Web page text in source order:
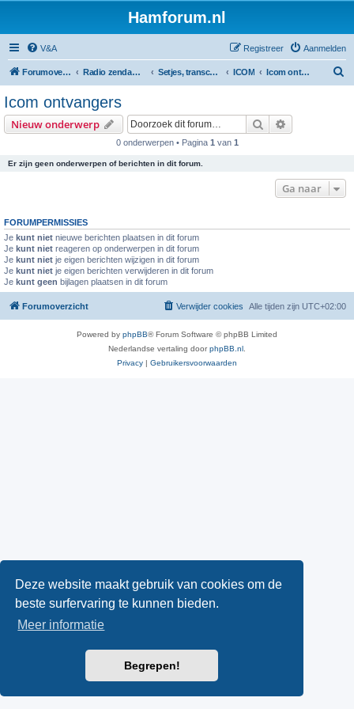
Deze website maakt gebruik van cookies om de
beste surfervaring te kunnen bieden.
Meer informatie
Begrepen!
Hamforum.nl
V&A Aanmelden
Registreer
Forumoverzicht Radio zendamateur, luisteramateur en elektronica zelfbouw Setjes, transceivers, portofoons, ontvangers, mods, tips, etc ICOM Icom ontvangers
Icom ontvangers
Nieuw onderwerp Zoek
0 onderwerpen • Pagina 1 van 1
Er zijn geen onderwerpen of berichten in dit forum.
Ga naar
FORUMPERMISSIES
Je kunt niet nieuwe berichten plaatsen in dit forum
Je kunt niet reageren op onderwerpen in dit forum
Je kunt niet je eigen berichten wijzigen in dit forum
Je kunt niet je eigen berichten verwijderen in dit forum
Je kunt geen bijlagen plaatsen in dit forum
Forumoverzicht Alle tijden zijn UTC+02:00
Verwijder cookies
Powered by phpBB® Forum Software © phpBB Limited
Nederlandse vertaling doorphpBB.nl
Privacy | Gebruikersvoorwaarden